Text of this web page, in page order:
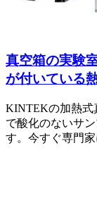
真空箱の実験
が付いている
KINTEKの加熱式
で酸化のないサ
す。今すぐ専門